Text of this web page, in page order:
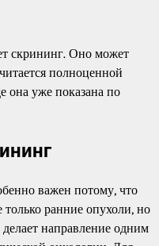
скрининг. Оно может
полноценной
она уже показана по
важен потому, что
только ранние опухоли, но
направление одним